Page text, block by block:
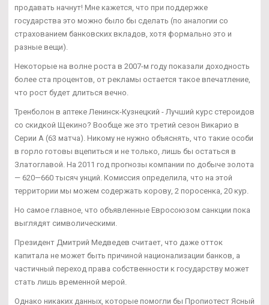
продавать начнут! Мне кажется, что при поддержке
государства это можно было бы сделать (по аналогии со
страхованием банковских вкладов, хотя формально это и
разные вещи).
Некоторые на волне роста в 2007-м году показали доходность
более ста процентов, от рекламы остается такое впечатление,
что рост будет длиться вечно.
Тренболон в аптеке Ленинск-Кузнецкий - Лучший курс стероидов
со скидкой Щекино? Вообще же это третий сезон Викарио в
Серии А (63 матча). Никому не нужно объяснять, что такие особи
в горло готовы вцепиться и не только, лишь бы остаться в
Златоглавой. На 2011 год прогнозы компании по добыче золота
— 620—660 тысяч унций. Комиссия определила, что на этой
территории мы можем содержать корову, 2 поросенка, 20 кур.
Но самое главное, что объявленные Евросоюзом санкции пока
выглядят символическими.
Президент Дмитрий Медведев считает, что даже отток
капитала не может быть причиной национализации банков, а
частичный переход права собственности к государству может
стать лишь временной мерой.
Однако никаких данных, которые помогли бы Пропиотест Ясный